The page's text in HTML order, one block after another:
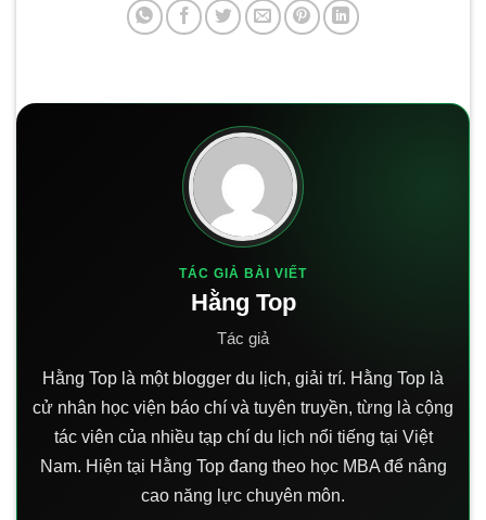
TÁC GIẢ BÀI VIẾT
Hằng Top
Tác giả
Hằng Top là một blogger du lịch, giải trí. Hằng Top là
cử nhân học viện báo chí và tuyên truyền, từng là cộng
tác viên của nhiều tạp chí du lịch nổi tiếng tại Việt
Nam. Hiện tại Hằng Top đang theo học MBA để nâng
cao năng lực chuyên môn.